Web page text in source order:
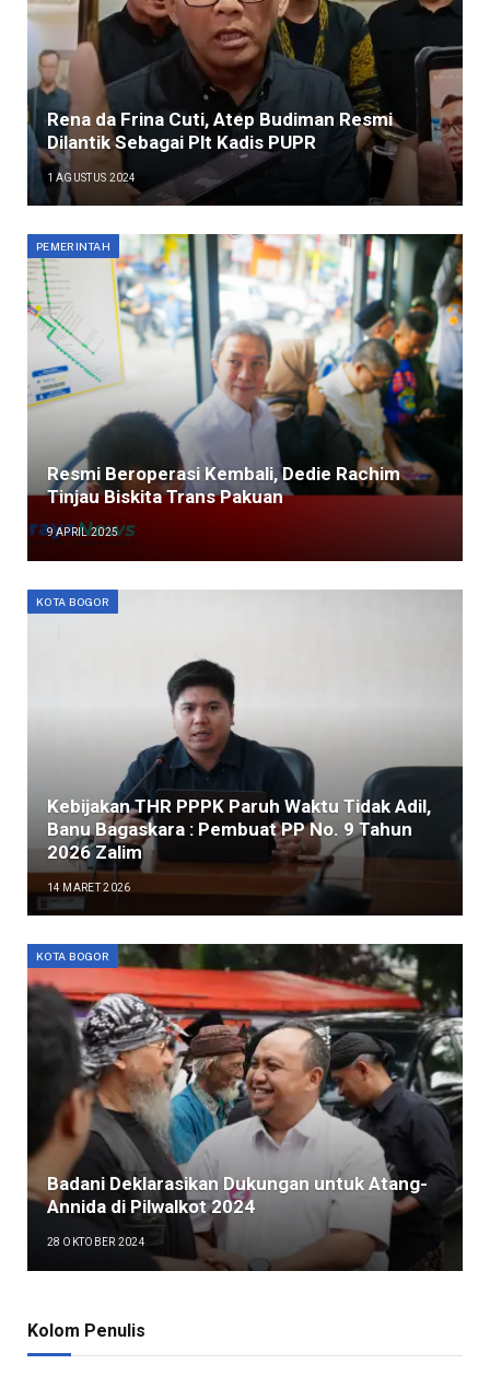
Rena da Frina Cuti, Atep Budiman Resmi
Dilantik Sebagai Plt Kadis PUPR
1 AGUSTUS 2024
PEMERINTAH
Resmi Beroperasi Kembali, Dedie Rachim
Tinjau Biskita Trans Pakuan
9 APRIL 2025
KOTA BOGOR
Kebijakan THR PPPK Paruh Waktu Tidak Adil,
Banu Bagaskara : Pembuat PP No. 9 Tahun
2026 Zalim
14 MARET 2026
KOTA BOGOR
Badani Deklarasikan Dukungan untuk Atang-
Annida di Pilwalkot 2024
28 OKTOBER 2024
Kolom Penulis